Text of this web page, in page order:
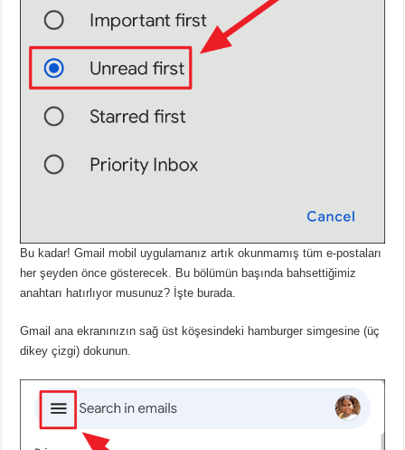
Bu kadar!Gmail mobil uygulamanız artık okunmamış tüm e-postaları
her şeyden önce gösterecek.
Bu bölümün başında bahsettiğimiz
anahtarı hatırlıyor musunuz? İşte burada.
Gmail ana ekranınızın sağ üst köşesindeki hamburger simgesine (üç
dikey çizgi) dokunun.